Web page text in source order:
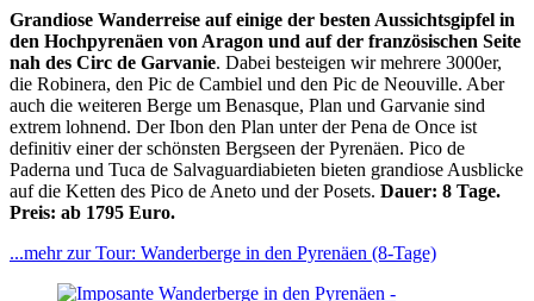
Grandiose Wanderreise auf einige der besten Aussichtsgipfel in
den Hochpyrenäen von Aragon und auf der französischen Seite
nah des Circ de Garvanie. Dabei besteigen wir mehrere 3000er,
die Robinera, den Pic de Cambiel und den Pic de Neouville. Aber
auch die weiteren Berge um Benasque, Plan und Garvanie sind
extrem lohnend. Der Ibon den Plan unter der Pena de Once ist
definitiv einer der schönsten Bergseen der Pyrenäen. Pico de
Paderna und Tuca de Salvaguardiabieten bieten grandiose Ausblicke
auf die Ketten des Pico de Aneto und der Posets. Dauer: 8 Tage.
Preis: ab 1795 Euro.
...mehr zur Tour: Wanderberge in den Pyrenäen (8-Tage)